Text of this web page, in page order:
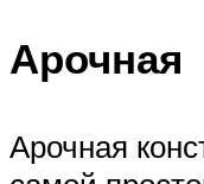
Арочная
Арочная